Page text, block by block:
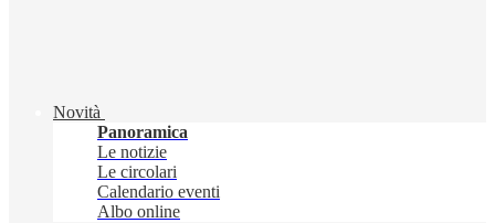
Novità
Panoramica
Le notizie
Le circolari
Calendario eventi
Albo online